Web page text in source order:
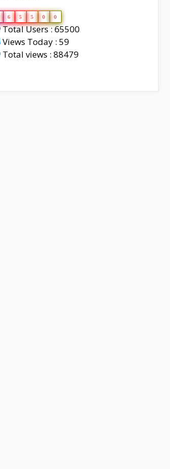
6 5 5 0 0
Total Users : 65500
Views Today : 59
Total views : 88479